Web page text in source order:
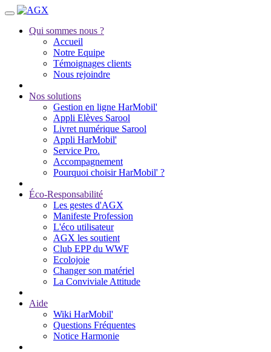
Qui sommes nous ?
Accueil
Notre Equipe
Témoignages clients
Nous rejoindre
Nos solutions
Gestion en ligne HarMobil'
Appli Elèves Sarool
Livret numérique Sarool
Appli HarMobil'
Service Pro.
Accompagnement
Pourquoi choisir HarMobil' ?
Éco-Responsabilité
Les gestes d'AGX
Manifeste Profession
L'éco utilisateur
AGX les soutient
Club EPP du WWF
Ecolojoie
Changer son matériel
La Conviviale Attitude
Aide
Wiki HarMobil'
Questions Fréquentes
Notice Harmonie